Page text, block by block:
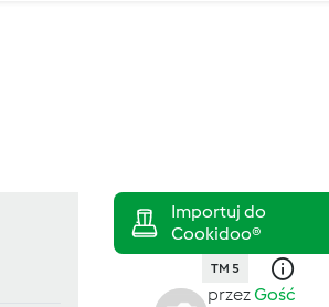
TM 5
przezGość